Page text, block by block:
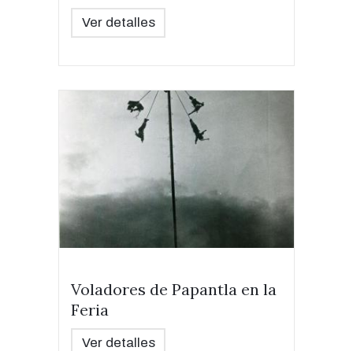
Ver detalles
Voladores de Papantla en la
Feria
Ver detalles